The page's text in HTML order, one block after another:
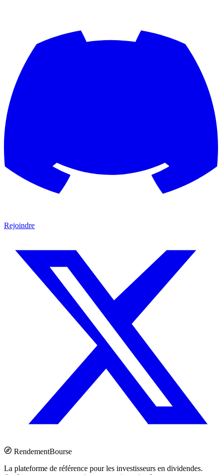
Rejoindre
RendementBourse
La plateforme de référence pour les investisseurs en dividendes.